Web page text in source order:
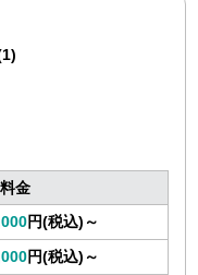
金
円(税込)～
円(税込)～